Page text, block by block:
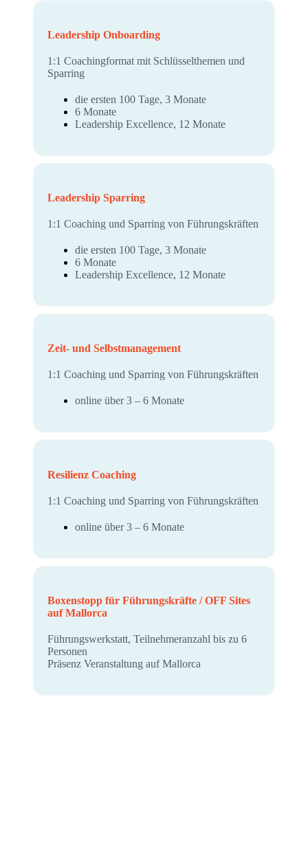
Leadership Onboarding
1:1 Coachingformat mit Schlüsselthemen und
Sparring
die ersten 100 Tage, 3 Monate
6 Monate
Leadership Excellence, 12 Monate
Leadership Sparring
1:1 Coaching und Sparring von Führungskräften
die ersten 100 Tage, 3 Monate
6 Monate
Leadership Excellence, 12 Monate
Zeit- und Selbstmanagement
1:1 Coaching und Sparring von Führungskräften
online über 3 – 6 Monate
Resilienz Coaching
1:1 Coaching und Sparring von Führungskräften
online über 3 – 6 Monate
Boxenstopp für Führungskräfte / OFF Sites
auf Mallorca
Führungswerkstatt, Teilnehmeranzahl bis zu 6
Personen
Präsenz Veranstaltung auf Mallorca